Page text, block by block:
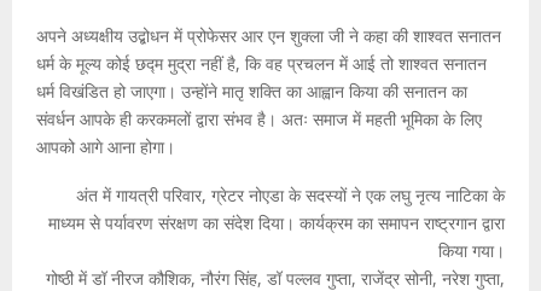
अपने अध्यक्षीय उद्बोधन में प्रोफेसर आर एन शुक्ला जी ने कहा की शाश्वत सनातन
धर्म के मूल्य कोई छद्म मुद्रा नहीं है, कि वह प्रचलन में आई तो शाश्वत सनातन
धर्म विखंडित हो जाएगा। उन्होंने मातृ शक्ति का आह्वान किया की सनातन का
संवर्धन आपके ही करकमलों द्वारा संभव है। अतः समाज में महती भूमिका के लिए
आपको आगे आना होगा।
अंत में गायत्री परिवार, ग्रेटर नोएडा के सदस्यों ने एक लघु नृत्य नाटिका के
माध्यम से पर्यावरण संरक्षण का संदेश दिया। कार्यक्रम का समापन राष्ट्रगान द्वारा
किया गया।
गोष्ठी में डॉ नीरज कौशिक, नौरंग सिंह, डॉ पल्लव गुप्ता, राजेंद्र सोनी, नरेश गुप्ता,